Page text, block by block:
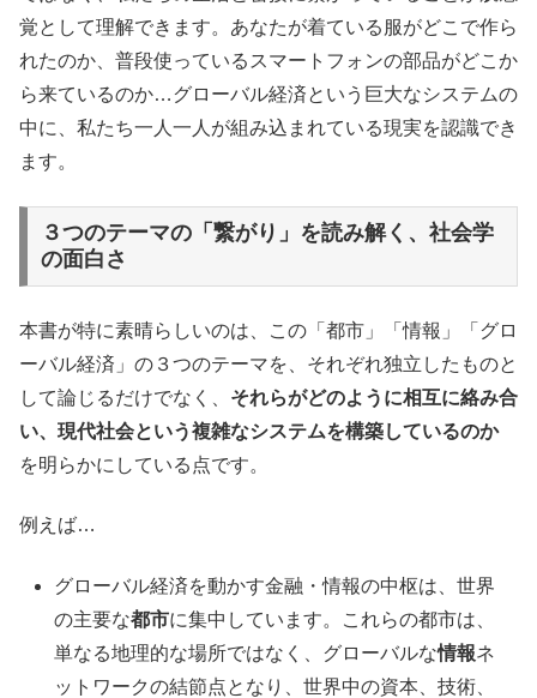
覚として理解できます。あなたが着ている服がどこで作ら
れたのか、普段使っているスマートフォンの部品がどこか
ら来ているのか…グローバル経済という巨大なシステムの
中に、私たち一人一人が組み込まれている現実を認識でき
ます。
３つのテーマの「繋がり」を読み解く、社会学
の面白さ
本書が特に素晴らしいのは、この「都市」「情報」「グロ
ーバル経済」の３つのテーマを、それぞれ独立したものと
して論じるだけでなく、 それらがどのように相互に絡み合
い、現代社会という複雑なシステムを構築しているのか
を明らかにしている点です。
例えば…
グローバル経済を動かす金融・情報の中枢は、世界
の主要な都市に集中しています。これらの都市は、
単なる地理的な場所ではなく、グローバルな情報ネ
ットワークの結節点となり、世界中の資本、技術、